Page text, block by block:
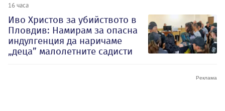
16 часа
Иво Христов за убийството в
Пловдив: Намирам за опасна
индулгенция да наричаме
„деца” малолетните садисти